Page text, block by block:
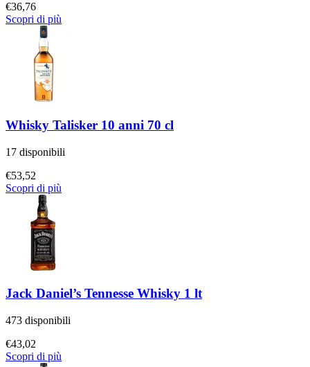
€36,76
Scopri di più
Whisky Talisker 10 anni 70 cl
17 disponibili
€53,52
Scopri di più
Jack Daniel’s Tennesse Whisky 1 lt
473 disponibili
€43,02
Scopri di più